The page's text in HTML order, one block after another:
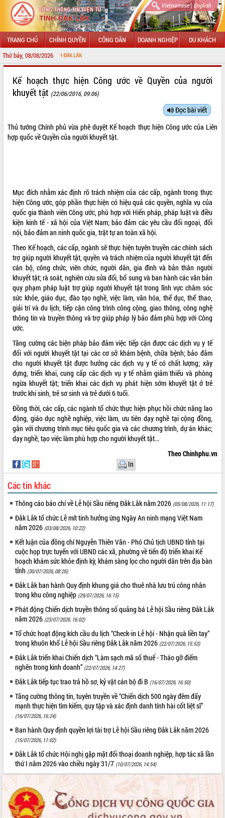
Vietnamese| English
TRANG CHỦ CHÍNH QUYỀN CÔNG DÂN DOANH NGHIỆP DU KHÁCH
Thứ bảy, 08/08/2026
LÃNH ĐẠO UBND TỈNH
SỞ, BAN, NGÀNH
HỆ THỐNG VĂN BẢN
VĂN BẢN HĐND TỈNH
ĐIỂM TIN VĂN BẢN
QUY HOẠCH - KẾ HOẠCH
VIDEO
Không có file video nào để phát.
ALBUM ẢNH
LIÊN KẾT WEB
THỐNG KÊ TRUY CẬP
Hôm nay: 5338
Tất cả: 66091006
Kế hoạch thực hiện Công ước về Quyền của người
khuyết tật (22/06/2016, 09:06)
Đọc bài viết
Thủ tướng Chính phủ vừa phê duyệt Kế hoạch thực hiện Công ước của Liên
hợp quốc về Quyền của người khuyết tật.
Mục đích nhằm xác định rõ trách nhiệm của các cấp, ngành trong thực
hiện Công ước, góp phần thực hiện có hiệu quả các quyền, nghĩa vụ của
quốc gia thành viên Công ước, phù hợp với Hiến pháp, pháp luật và điều
kiện kinh tế - xã hội của Việt Nam; bảo đảm các yêu cầu đối ngoại, đối
nội, bảo đảm an ninh quốc gia, trật tự an toàn xã hội.
Theo Kế hoạch, các cấp, ngành sẽ thực hiện tuyên truyền các chính sách
trợ giúp người khuyết tật, quyền và trách nhiệm của người khuyết tật đến
cán bộ, công chức, viên chức, người dân, gia đình và bản thân người
khuyết tật; rà soát, nghiên cứu sửa đổi, bổ sung và ban hành các văn bản
quy phạm pháp luật trợ giúp người khuyết tật trong lĩnh vực chăm sóc
sức khỏe, giáo dục, đào tạo nghề, việc làm, văn hóa, thể dục, thể thao,
giải trí và du lịch, tiếp cận công trình công cộng, giao thông, công nghệ
thông tin và truyền thông và trợ giúp pháp lý bảo đảm phù hợp với Công
ước.
Tăng cường các biện pháp bảo đảm việc tiếp cận được các dịch vụ y tế
đối với người khuyết tật tại các cơ sở khám bệnh, chữa bệnh; bảo đảm
cho người khuyết tật được hưởng các dịch vụ y tế có chất lượng; xây
dựng, triển khai, cung cấp các dịch vụ y tế nhằm giảm thiểu và phòng
ngừa khuyết tật; triển khai các dịch vụ phát hiện sớm khuyết tật ở trẻ
trước khi sinh, trẻ sơ sinh và trẻ dưới 6 tuổi.
Đồng thời, các cấp, các ngành tổ chức thực hiện phục hồi chức năng lao
động, giáo dục nghề nghiệp, việc làm, ưu tiên dạy nghề tại cộng đồng,
gắn với chương trình mục tiêu quốc gia và các chương trình, dự án khác;
dạy nghề, tạo việc làm phù hợp cho người khuyết tật...
Theo Chinhphu.vn
In
Các tin khác
Thông cáo báo chí về Lễ hội Sầu riêng Đắk Lắk năm 2026 (05/08/2026, 11:17)
Đắk Lắk tổ chức Lễ mít tinh hưởng ứng Ngày An ninh mạng Việt Nam
năm 2026 (03/08/2026, 10:22)
Kết luận của đồng chí Nguyễn Thiên Văn - Phó Chủ tịch UBND tỉnh tại
cuộc họp trực tuyến với UBND các xã, phường về tiến độ triển khai Kế
hoạch khám sức khỏe định kỳ, khám sàng lọc cho người dân trên địa bàn
tỉnh (30/07/2026, 08:26)
Đắk Lắk ban hành Quy định khung giá cho thuê nhà lưu trú công nhân
trong khu công nghiệp (29/07/2026, 16:15)
Phát động Chiến dịch truyền thông số quảng bá Lễ hội Sầu riêng Đắk Lắk
năm 2026 (23/07/2026, 16:02)
Tổ chức hoạt động kích cầu du lịch “Check-in Lễ hội - Nhận quà liền tay”
trong khuôn khổ Lễ hội Sầu riêng Đắk Lắk năm 2026 (22/07/2026, 15:53)
Đắk Lắk triển khai Chiến dịch “Làm sạch mã số thuế - Tháo gỡ điểm
nghẽn trong kinh doanh” (22/07/2026, 14:27)
Đắk Lắk tiếp tục trao trả hồ sơ, kỷ vật cán bộ đi B (16/07/2026, 16:50)
Tăng cường thông tin, tuyên truyền về “Chiến dịch 500 ngày đêm đẩy
mạnh thực hiện tìm kiếm, quy tập và xác định danh tính hài cốt liệt sĩ”
(16/07/2026, 16:24)
Ban hành Quy định quyền lợi tài trợ Lễ hội Sầu riêng Đắk Lắk năm 2026
(15/07/2026, 11:02)
Đắk Lắk tổ chức Hội nghị gặp mặt đối thoại doanh nghiệp, hợp tác xã lần
thứ I năm 2026 vào chiều ngày 31/7 (10/07/2026, 14:54)